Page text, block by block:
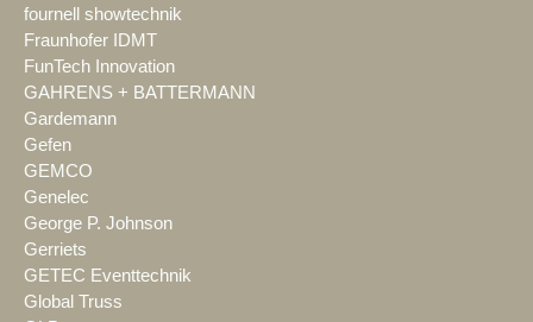
fournell showtechnik
Fraunhofer IDMT
FunTech Innovation
GAHRENS + BATTERMANN
Gardemann
Gefen
GEMCO
Genelec
George P. Johnson
Gerriets
GETEC Eventtechnik
Global Truss